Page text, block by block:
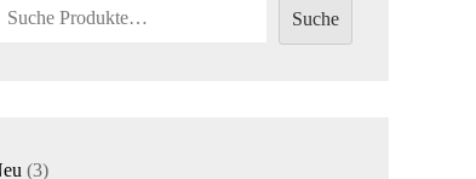
Suche
33